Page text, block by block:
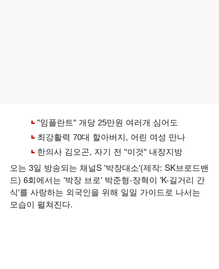
오는 3일 방송되는 채널S '박장대소'(제작: SK브로드밴
드) 6회에서는 '박장 브로' 박준형-장혁이 'K-길거리 간
식'를 사랑하는 외국인을 위해 일일 가이드로 나서는
모습이 펼쳐진다.